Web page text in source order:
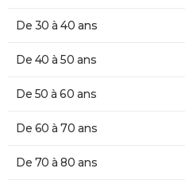
De 30 à 40 ans
De 40 à 50 ans
De 50 à 60 ans
De 60 à 70 ans
De 70 à 80 ans